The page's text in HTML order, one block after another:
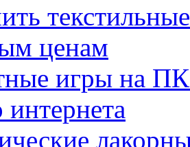
ценам
игры на
интернета